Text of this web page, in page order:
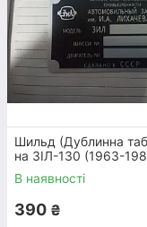
Шильд (Дублинна
на ЗІЛ-130 (1963-
В наявності
390 ₴